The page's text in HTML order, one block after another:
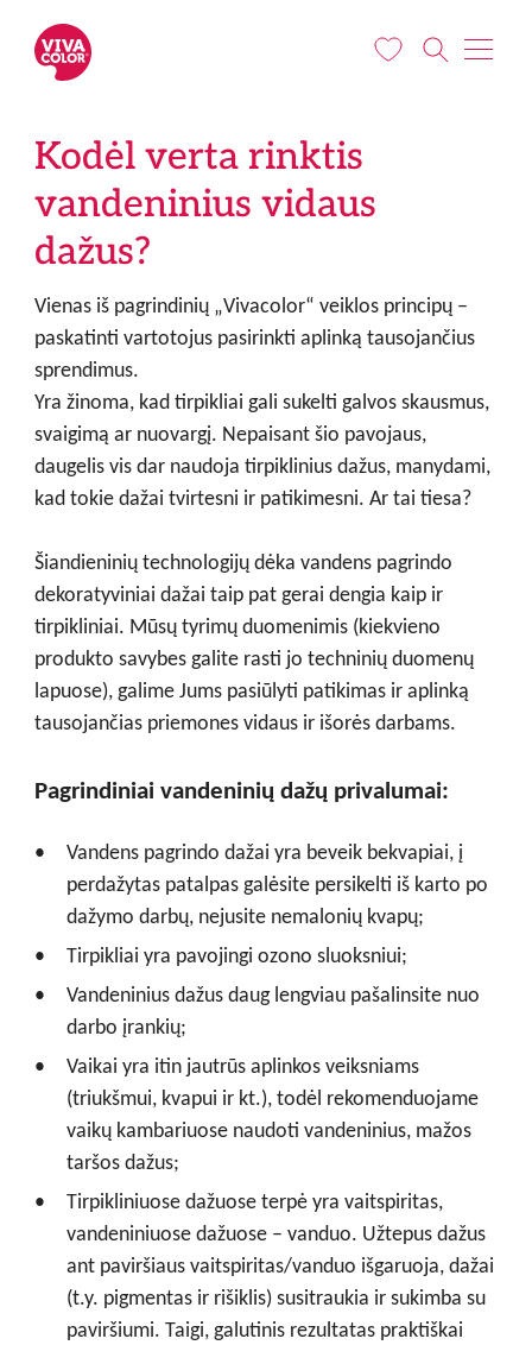
Kodėl verta rinktis
vandeninius vidaus
dažus?
Vienas iš pagrindinių „Vivacolor“ veiklos principų –
paskatinti vartotojus pasirinkti aplinką tausojančius
sprendimus.
Yra žinoma, kad tirpikliai gali sukelti galvos skausmus,
svaigimą ar nuovargį. Nepaisant šio pavojaus,
daugelis vis dar naudoja tirpiklinius dažus, manydami,
kad tokie dažai tvirtesni ir patikimesni. Ar tai tiesa?
Šiandieninių technologijų dėka vandens pagrindo
dekoratyviniai dažai taip pat gerai dengia kaip ir
tirpikliniai. Mūsų tyrimų duomenimis (kiekvieno
produkto savybes galite rasti jo techninių duomenų
lapuose), galime Jums pasiūlyti patikimas ir aplinką
tausojančias priemones vidaus ir išorės darbams.
Pagrindiniai vandeninių dažų privalumai:
Vandens pagrindo dažai yra beveik bekvapiai, į
perdažytas patalpas galėsite persikelti iš karto po
dažymo darbų, nejusite nemalonių kvapų;
Tirpikliai yra pavojingi ozono sluoksniui;
Vandeninius dažus daug lengviau pašalinsite nuo
darbo įrankių;
Vaikai yra itin jautrūs aplinkos veiksniams
(triukšmui, kvapui ir kt.), todėl rekomenduojame
vaikų kambariuose naudoti vandeninius, mažos
taršos dažus;
Tirpikliniuose dažuose terpė yra vaitspiritas,
vandeniniuose dažuose – vanduo. Užtepus dažus
ant paviršiaus vaitspiritas/vanduo išgaruoja, dažai
(t.y. pigmentas ir rišiklis) susitraukia ir sukimba su
paviršiumi. Taigi, galutinis rezultatas praktiškai